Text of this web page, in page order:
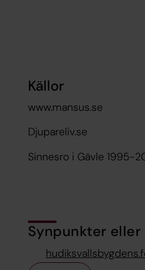
Källor
www.mansus.se
Djupareliv.se
Sinnesro i Gävle 1995-
Synpunkter